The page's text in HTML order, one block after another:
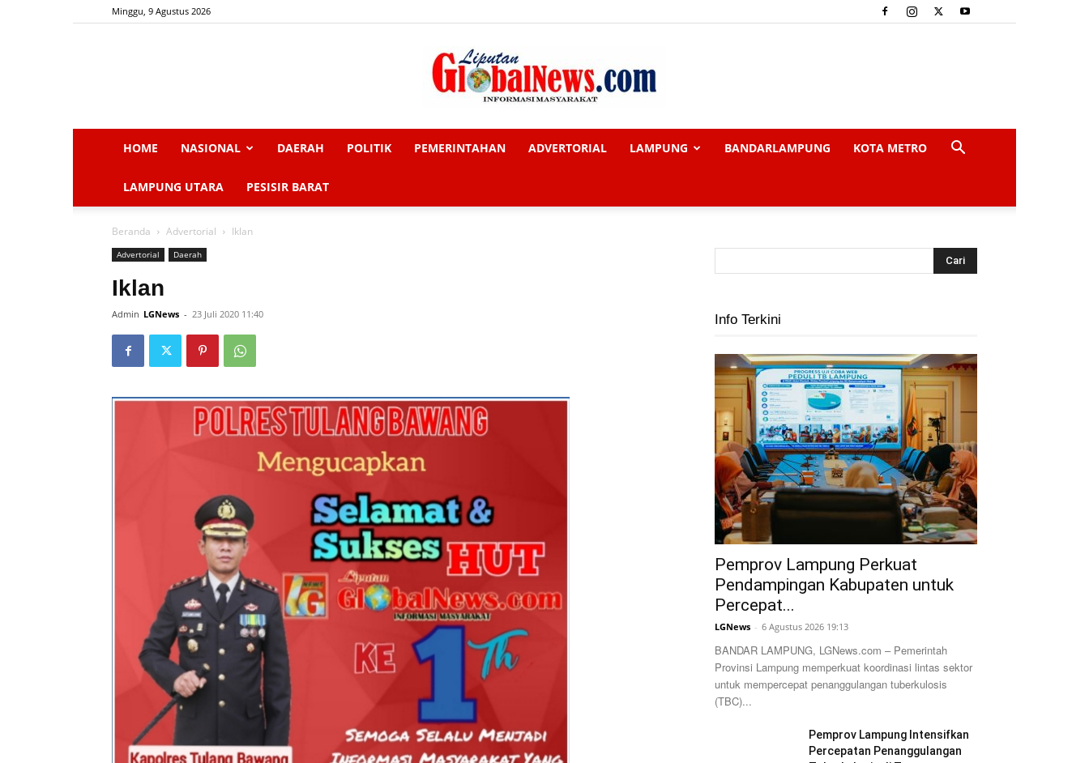
Minggu, 9 Agustus 2026
HOME NASIONAL DAERAH POLITIK PEMERINTAHAN ADVERTORIAL LAMPUNG BANDARLAMPUNG KOTA METRO
LAMPUNG UTARA PESISIR BARAT
Beranda Advertorial Iklan
Advertorial Daerah
Iklan
Admin LGNews - 23 Juli 2020 11:40 Info Terkini
Pemprov Lampung Perkuat
Pendampingan Kabupaten untuk
Percepat...
LGNews - 6 Agustus 2026 19:13
BANDAR LAMPUNG, LGNews.com – Pemerintah
Provinsi Lampung memperkuat koordinasi lintas sektor
untuk mempercepat penanggulangan tuberkulosis
(TBC)...
Pemprov Lampung Intensifkan
Percepatan Penanggulangan